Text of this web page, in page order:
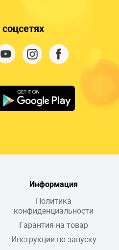
Информация
Политика
конфиденциальности
Гарантия на товар
Инструкции по запуску